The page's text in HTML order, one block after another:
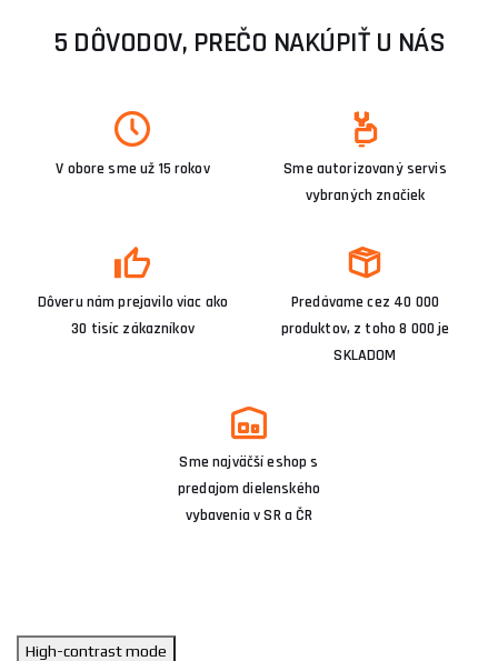
5 DÔVODOV, PREČO NAKÚPIŤ U NÁS
V obore sme už 15 rokov
Sme autorizovaný servis
vybraných značiek
Dôveru nám prejavilo viac ako
30 tisíc zákazníkov
Predávame cez 40 000
produktov, z toho 8 000 je
SKLADOM
Sme najväčší eshop s
predajom dielenského
vybavenia v SR a ČR
High-contrast mode